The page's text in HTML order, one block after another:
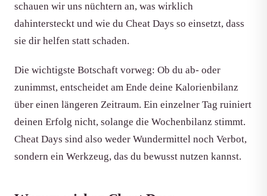
schauen wir uns nüchtern an, was wirklich
dahintersteckt und wie du Cheat Days so einsetzt, dass
sie dir helfen statt schaden.
Die wichtigste Botschaft vorweg: Ob du ab- oder
zunimmst, entscheidet am Ende deine Kalorienbilanz
über einen längeren Zeitraum. Ein einzelner Tag ruiniert
deinen Erfolg nicht, solange die Wochenbilanz stimmt.
Cheat Days sind also weder Wundermittel noch Verbot,
sondern ein Werkzeug, das du bewusst nutzen kannst.